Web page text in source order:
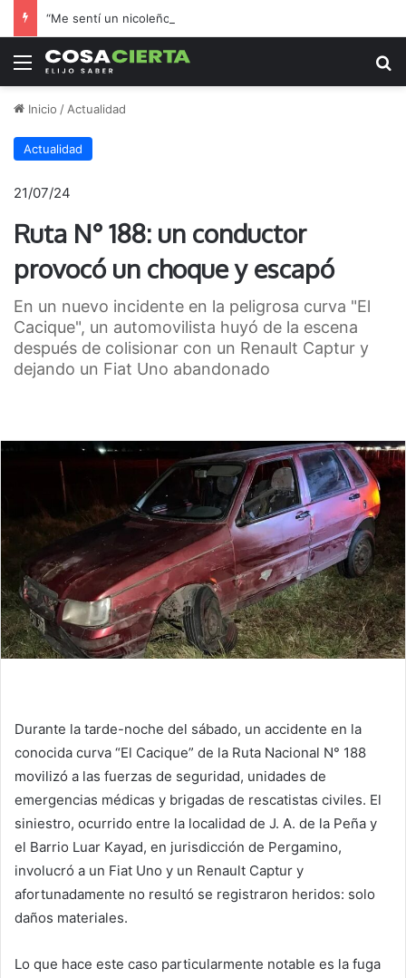
Menú
Inicio / Actualidad
Actualidad
21/07/24
Ruta N° 188: un conductor
provocó un choque y escapó
En un nuevo incidente en la peligrosa curva "El
Cacique", un automovilista huyó de la escena
después de colisionar con un Renault Captur y
dejando un Fiat Uno abandonado
Durante la tarde-noche del sábado, un accidente en la
conocida curva “El Cacique” de la Ruta Nacional N° 188
movilizó a las fuerzas de seguridad, unidades de
emergencias médicas y brigadas de rescatistas civiles. El
siniestro, ocurrido entre la localidad de J. A. de la Peña y
el Barrio Luar Kayad, en jurisdicción de Pergamino,
involucró a un Fiat Uno y un Renault Captur y
afortunadamente no resultó se registraron heridos: solo
daños materiales.
Lo que hace este caso particularmente notable es la fuga